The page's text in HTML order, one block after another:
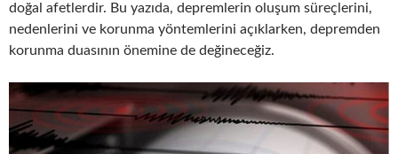
doğal afetlerdir. Bu yazıda, depremlerin oluşum süreçlerini,
nedenlerini ve korunma yöntemlerini açıklarken, depremden
korunma duasının önemine de değineceğiz.